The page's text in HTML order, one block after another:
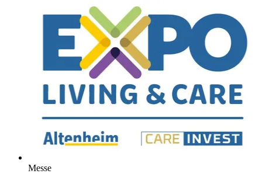
Messe